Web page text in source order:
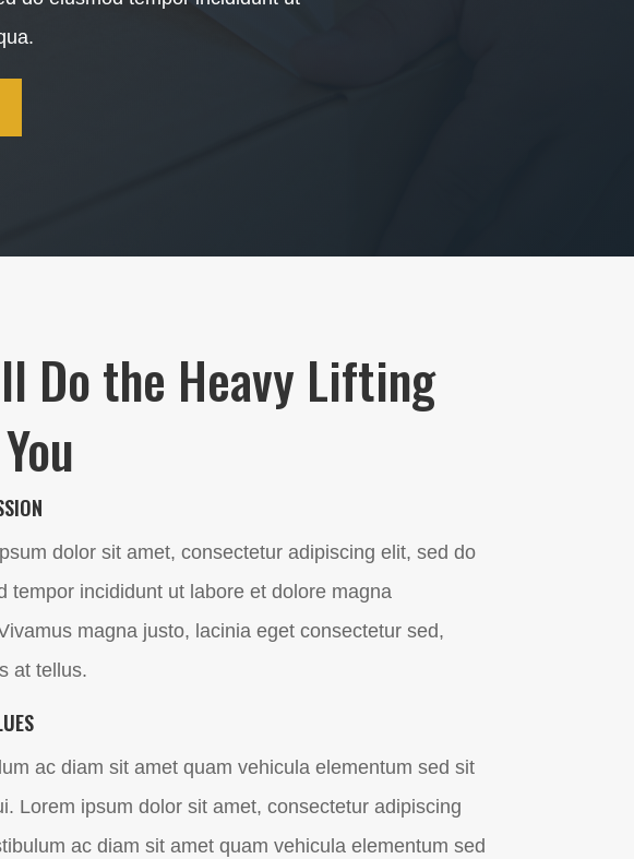
Do the Heavy Lifting
dolor sit amet, consectetur adipiscing elit, sed do
tempor incididunt ut labore et dolore magna
magna justo, lacinia eget consectetur sed,
at tellus.
ac diam sit amet quam vehicula elementum sed sit
Lorem ipsum dolor sit amet, consectetur adipiscing
ac diam sit amet quam vehicula elementum sed